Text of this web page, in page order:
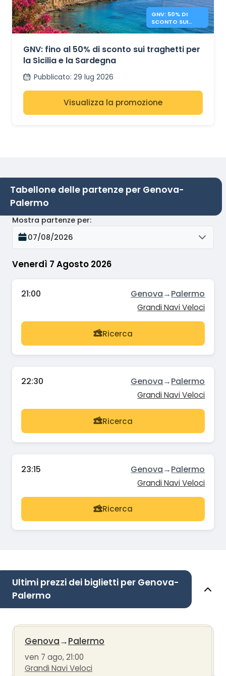
GNV: 50% DI
SCONTO SUI
TRAGHETTI
SARDEGNA
GNV: fino al 50% di sconto sui traghetti per
la Sicilia e la Sardegna
Pubblicato: 29 lug 2026
Visualizza la promozione
Tabellone delle partenze per Genova-
Palermo
Venerdì 7 Agosto 2026
Mostra partenze per:
07/08/2026
21:00 Genova→Palermo
Grandi Navi Veloci
Ricerca
22:30 Genova→Palermo
Grandi Navi Veloci
Ricerca
23:15 Genova→Palermo
Grandi Navi Veloci
Ricerca
Ultimi prezzi dei biglietti per Genova-
Palermo
Genova→Palermo
ven 7 ago, 21:00
Grandi Navi Veloci